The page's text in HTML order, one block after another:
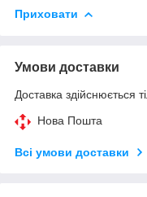
Приховати
Умови доставки
Доставка здійснюється
Нова Пошта
Всі умови доставки